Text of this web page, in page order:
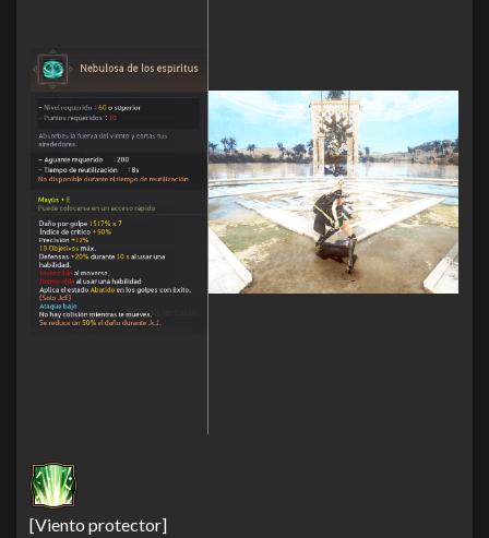
[Viento protector]